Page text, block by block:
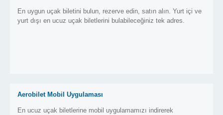
En uygun uçak biletini bulun, rezerve edin, satın alın. Yurt içi ve
yurt dışı en ucuz uçak biletlerini bulabileceğiniz tek adres.
Aerobilet Mobil Uygulaması
En ucuz uçak biletlerine mobil uygulamamızı indirerek